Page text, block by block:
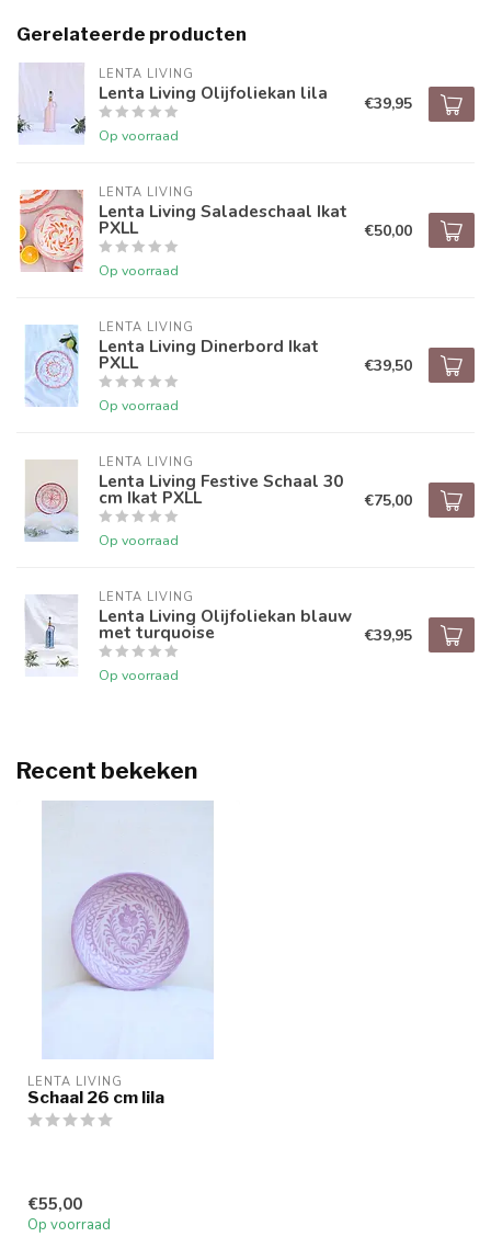
Gerelateerde producten
LENTA LIVING
Lenta Living Olijfoliekan lila
Op voorraad
€39,95
LENTA LIVING
Lenta Living Saladeschaal Ikat
PXLL
Op voorraad
€50,00
LENTA LIVING
Lenta Living Dinerbord Ikat
PXLL
Op voorraad
€39,50
LENTA LIVING
Lenta Living Festive Schaal 30
cm Ikat PXLL
Op voorraad
€75,00
LENTA LIVING
Lenta Living Olijfoliekan blauw
met turquoise
Op voorraad
€39,95
Recent bekeken
LENTA LIVING
Schaal 26 cm lila
€55,00
Op voorraad